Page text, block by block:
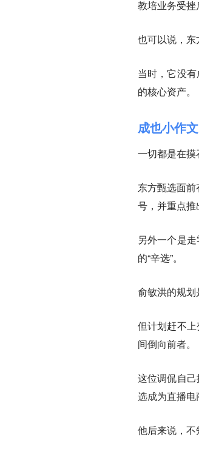
教培业务受挫
也可以说，东
当时，它没
的核心资产。
成也小作
一切都是在摸
东方甄选面
号，并重点推
另外一个是
的“辛选”。
俞敏洪的规划
但计划赶不
间倒向前者。
这位调侃自
选成为直播电
他后来说，不